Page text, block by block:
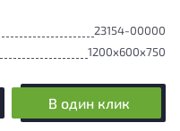
23154-00000
1200x600x750
В один клик